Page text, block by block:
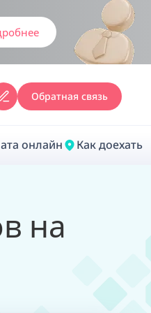
Обратная связь
онлайн Как доехать
на